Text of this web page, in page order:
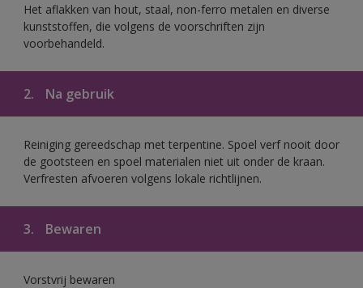
Het aflakken van hout, staal, non-ferro metalen en diverse
kunststoffen, die volgens de voorschriften zijn
voorbehandeld.
2. Na gebruik
Reiniging gereedschap met terpentine. Spoel verf nooit door
de gootsteen en spoel materialen niet uit onder de kraan.
Verfresten afvoeren volgens lokale richtlijnen.
3. Bewaren
Vorstvrij bewaren